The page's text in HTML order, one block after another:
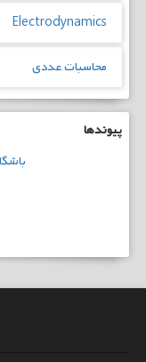
Electrodynamics
محاسبات عددی
پیوندها